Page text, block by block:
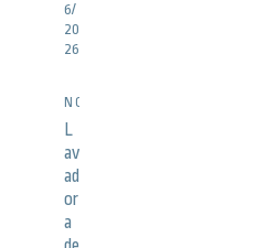
6/
20
26
NOTICIAS
L
av
ad
or
a